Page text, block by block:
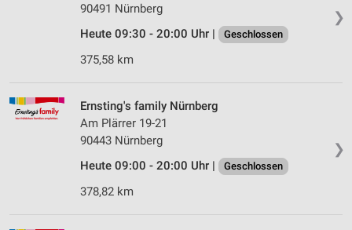
❯
90491 Nürnberg
Heute 09:30 - 20:00 Uhr |
Geschlossen
375,58 km
❯
Ernsting's family Nürnberg
Am Plärrer 19-21
90443 Nürnberg
Heute 09:00 - 20:00 Uhr |
Geschlossen
378,82 km